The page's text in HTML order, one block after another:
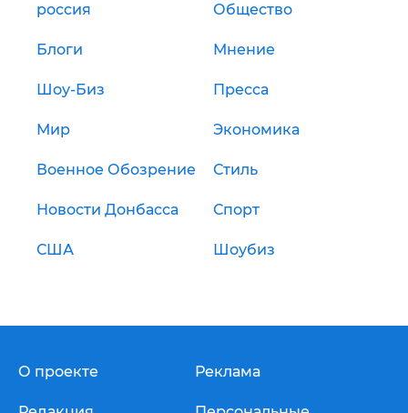
россия Общество
Блоги Мнение
Шоу-Биз Пресса
Мир Экономика
Военное Обозрение Стиль
Новости Донбасса Спорт
США Шоубиз
О проекте Реклама